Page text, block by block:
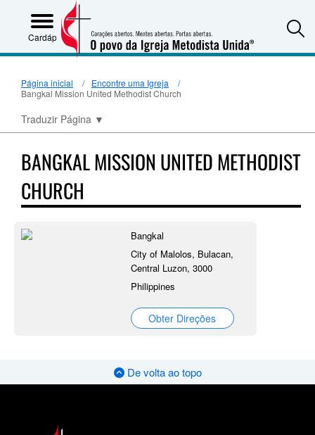
Cardápio
Página inicial
Encontre uma Igreja
Bangkal Mission United Methodist Church
Traduzir Página ▼
BANGKAL MISSION UNITED METHODIST
CHURCH
Bangkal
City of Malolos, Bulacan,
Central Luzon, 3000
Philippines
Obter Direções
De volta ao topo